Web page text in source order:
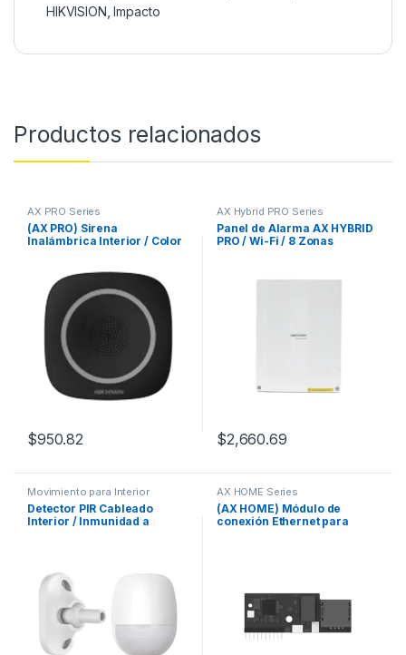
HIKVISION, Impacto
Productos relacionados
AX PRO Series
(AX PRO) Sirena
Inalámbrica Interior / Color
$950.82
AX Hybrid PRO Series
Panel de Alarma AX HYBRID
PRO / Wi-Fi / 8 Zonas
Inalámbricas o Cableadas
$2,660.69
Movimiento para Interior
Detector PIR Cableado
Interior / Inmunidad a
Universal
AX HOME Series
(AX HOME) Módulo de
conexión Ethernet para